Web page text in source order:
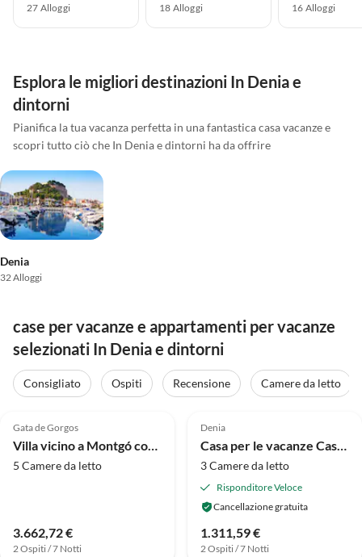
27 Alloggi 18 Alloggi 16 Alloggi
Esplora le migliori destinazioni In Denia e
dintorni
Pianifica la tua vacanza perfetta in una fantastica casa vacanze e
scopri tutto ciò che In Denia e dintorni ha da offrire
Denia
32 Alloggi
case per vacanze e appartamenti per vacanze
selezionati In Denia e dintorni
Consigliato Ospiti Recensione
Camere da letto
Gata de Gorgos
5 Camere da letto
3.662,72 €
2 Ospiti / 7 Notti
Denia
3 Camere da letto
Risponditore Veloce
Cancellazione gratuita
1.311,59 €
2 Ospiti / 7 Notti